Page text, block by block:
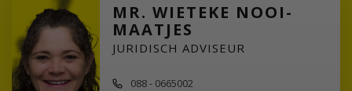
MR. WIETEKE NOOI-
MAATJES
JURIDISCH ADVISEUR
088 - 0665002